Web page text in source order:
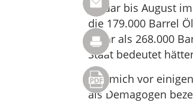
Januar bis August
die 179.000 Barrel
mehr als 268.000
Staat bedeutet
Um mich vor
als Demagogen